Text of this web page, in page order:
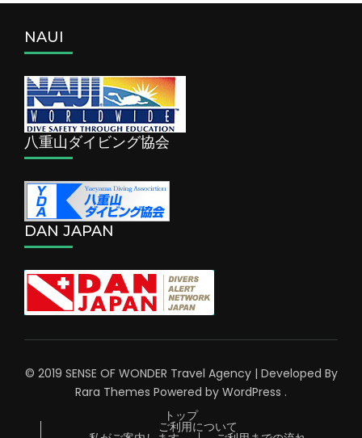
NAUI
八重山ダイビング協会
DAN JAPAN
© 2019 SENSE OF WONDER Travel Agency | Developed By
Rara Themes Powered by WordPress .
トップ
ご利用について